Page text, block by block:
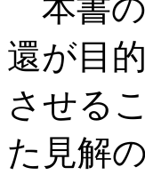
本書の
還が目
させる
た見解